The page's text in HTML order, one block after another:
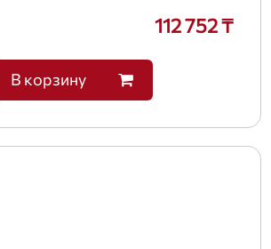
112 752 ₸
В корзину